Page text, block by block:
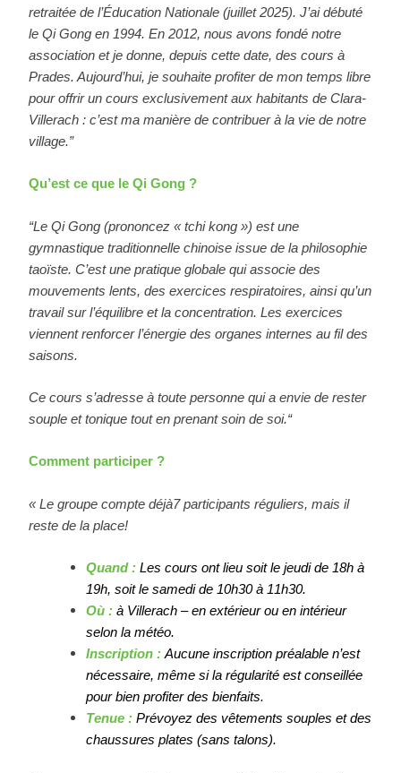
retraitée de l’Éducation Nationale (juillet 2025). J’ai débuté
le Qi Gong en 1994. En 2012, nous avons fondé notre
association et je donne, depuis cette date, des cours à
Prades. Aujourd’hui, je souhaite profiter de mon temps libre
pour offrir un cours exclusivement aux habitants de Clara-
Villerach : c’est ma manière de contribuer à la vie de notre
village.”
Qu’est ce que le Qi Gong ?
“Le Qi Gong (prononcez « tchi kong ») est une
gymnastique traditionnelle chinoise issue de la philosophie
taoïste. C’est une pratique globale qui associe des
mouvements lents, des exercices respiratoires, ainsi qu’un
travail sur l’équilibre et la concentration. Les exercices
viennent renforcer l’énergie des organes internes au fil des
saisons.
Ce cours s’adresse à toute personne qui a envie de rester
souple et tonique tout en prenant soin de soi.“
Comment participer ?
« Le groupe compte déjà7 participants réguliers, mais il
reste de la place!
Quand : Les cours ont lieu soit le jeudi de 18h à
19h, soit le samedi de 10h30 à 11h30.
Où : à Villerach – en extérieur ou en intérieur
selon la météo.
Inscription : Aucune inscription préalable n’est
nécessaire, même si la régularité est conseillée
pour bien profiter des bienfaits.
Tenue : Prévoyez des vêtements souples et des
chaussures plates (sans talons).